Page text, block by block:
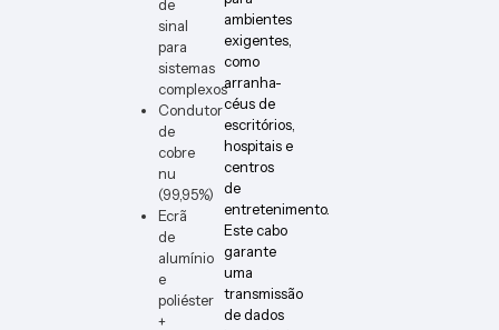
de
sinal
para
sistemas
complexos
Condutor
de
cobre
nu
(99,95%)
Ecrã
de
alumínio
e
poliéster
+
ambientes
exigentes,
como
arranha-
céus de
escritórios,
hospitais e
centros
de
entretenimento.
Este cabo
garante
uma
transmissão
de dados